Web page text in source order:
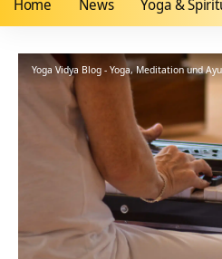
Home News Yoga &
Yoga Vidya Blog - Yoga, Meditation und